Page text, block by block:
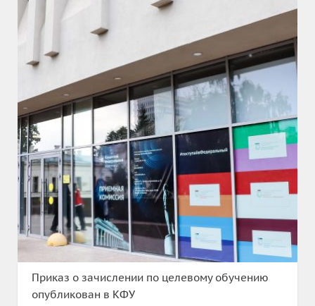
Приказ о зачислении по целевому обучению
опубликован в КФУ